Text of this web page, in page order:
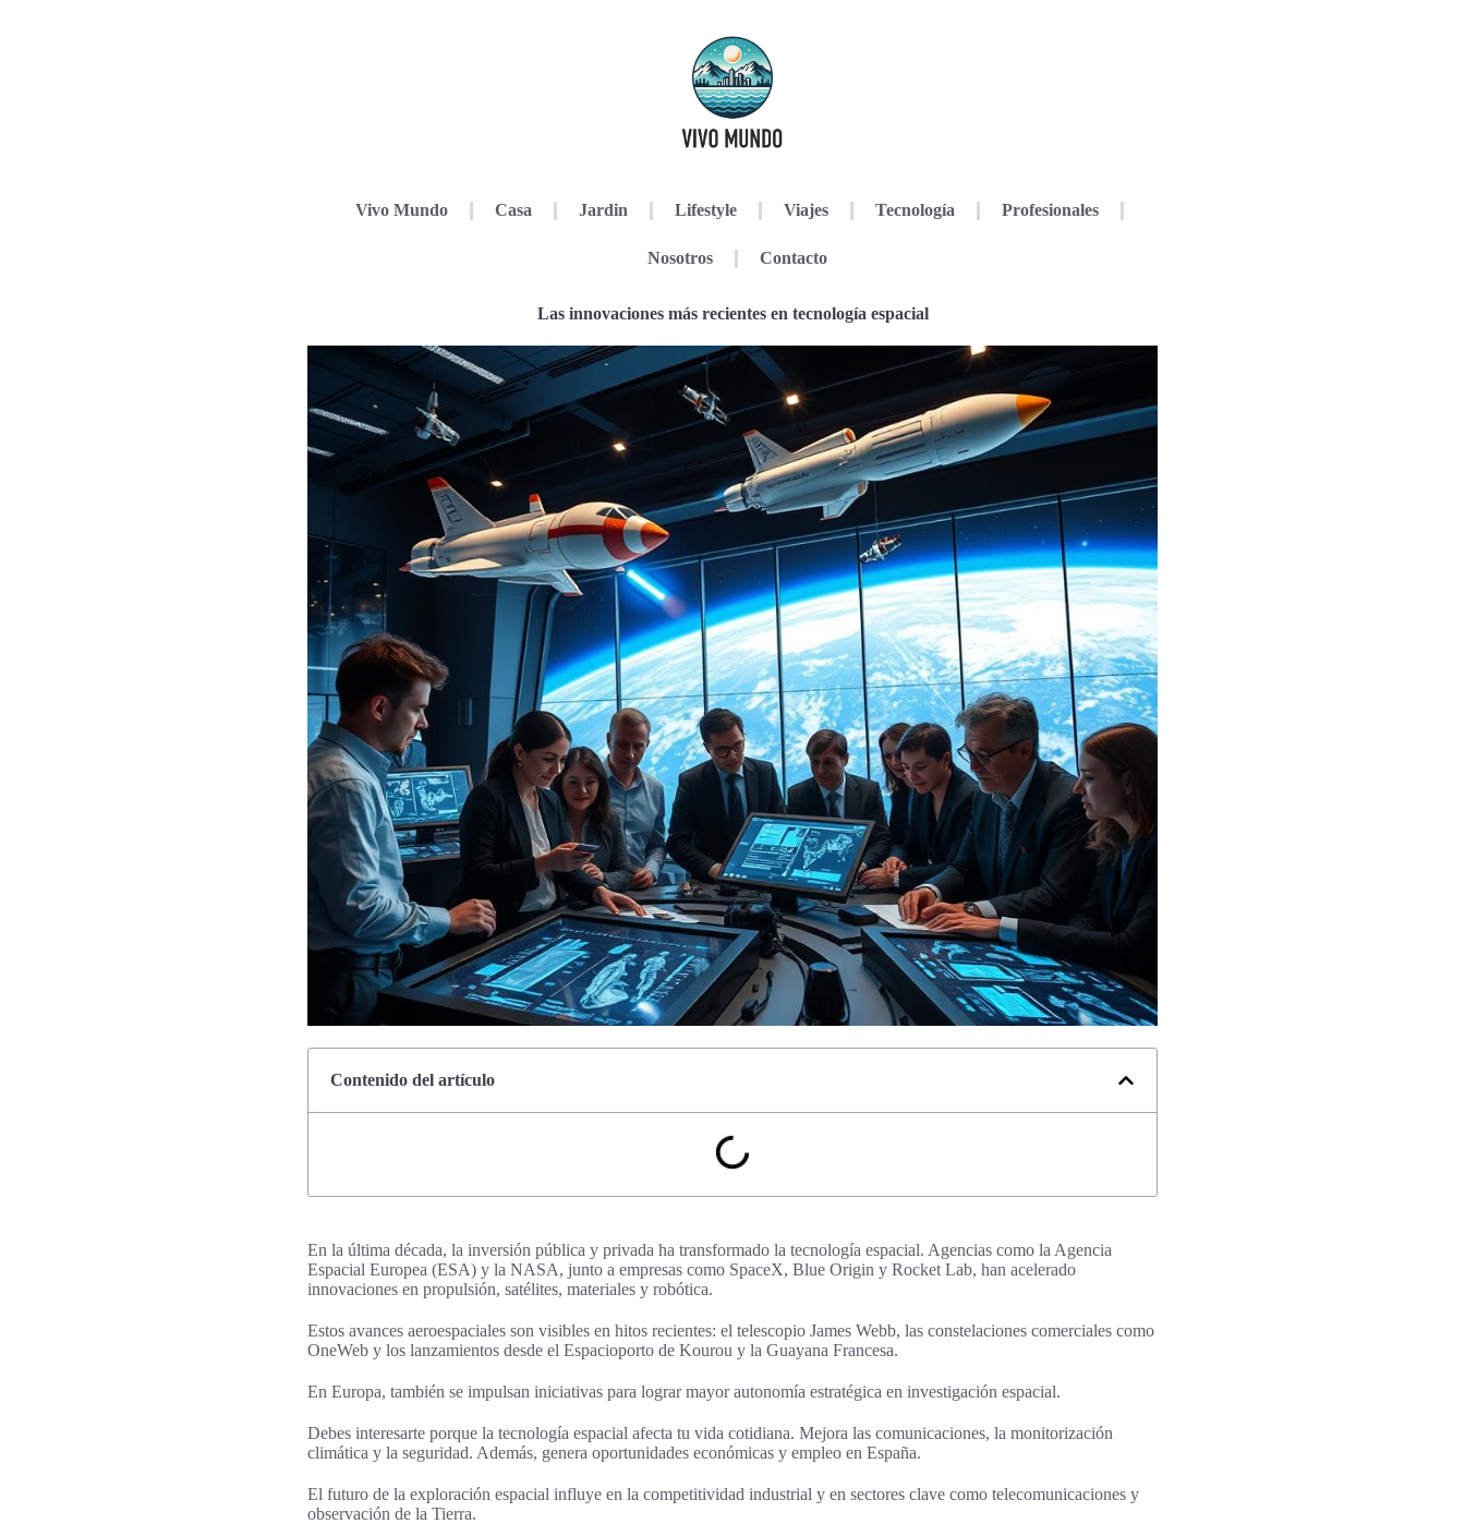
Vivo Mundo Casa Jardin Lifestyle Viajes Tecnología Profesionales
Nosotros Contacto
Las innovaciones más recientes en tecnología espacial
Contenido del artículo
En la última década, la inversión pública y privada ha transformado la tecnología espacial. Agencias como la Agencia
Espacial Europea (ESA) y la NASA, junto a empresas como SpaceX, Blue Origin y Rocket Lab, han acelerado
innovaciones en propulsión, satélites, materiales y robótica.
Estos avances aeroespaciales son visibles en hitos recientes: el telescopio James Webb, las constelaciones comerciales como
OneWeb y los lanzamientos desde el Espacioporto de Kourou y la Guayana Francesa.
En Europa, también se impulsan iniciativas para lograr mayor autonomía estratégica en investigación espacial.
Debes interesarte porque la tecnología espacial afecta tu vida cotidiana. Mejora las comunicaciones, la monitorización
climática y la seguridad. Además, genera oportunidades económicas y empleo en España.
El futuro de la exploración espacial influye en la competitividad industrial y en sectores clave como telecomunicaciones y
observación de la Tierra.